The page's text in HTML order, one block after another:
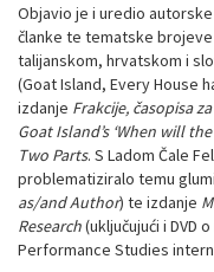
Objavio je i uredio
članke te tematske
talijanskom, hrvatskom i
(Goat Island, Every House
izdanje Frakcije, časopisa
Goat Island’s ‘When will
Two Parts. S Ladom Čale
problematiziralo temu
as/and Author) te izdanje
Research(uključujući i DVD
Performance Studies